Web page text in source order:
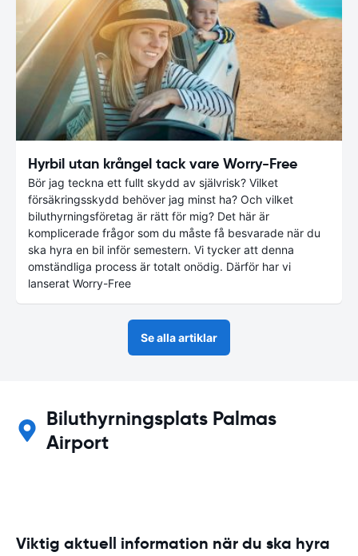
Hyrbil utan krångel tack vare Worry-Free
Bör jag teckna ett fullt skydd av självrisk? Vilket
försäkringsskydd behöver jag minst ha? Och vilket
biluthyrningsföretag är rätt för mig? Det här är
komplicerade frågor som du måste få besvarade när du
ska hyra en bil inför semestern. Vi tycker att denna
omständliga process är totalt onödig. Därför har vi
lanserat Worry-Free
Se alla artiklar
Biluthyrningsplats Palmas
Airport
Viktig aktuell information när du ska hyra